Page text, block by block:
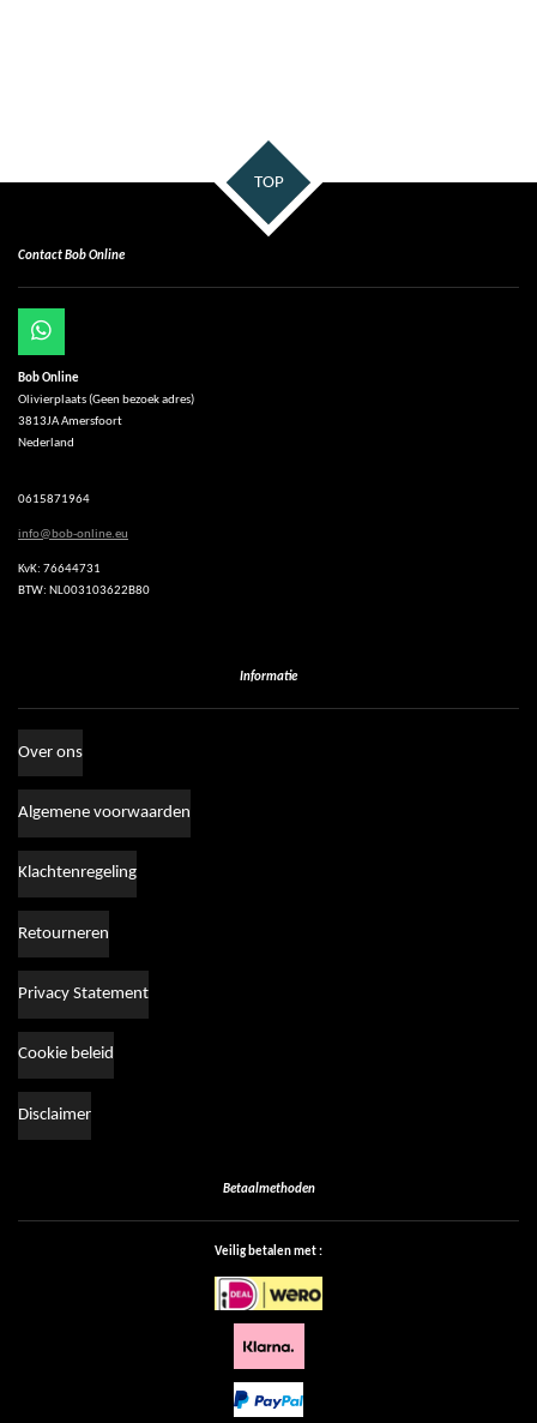
TOP
Contact Bob Online
W
h
a
t
s
A
p
Bob Online
Olivierplaats (Geen bezoek adres)
3813JA Amersfoort
Nederland
0615871964
info@bob-online.eu
KvK: 76644731
BTW: NL003103622B80
Informatie
Over ons
Algemene voorwaarden
Klachtenregeling
Retourneren
Privacy Statement
Cookie beleid
Disclaimer
Betaalmethoden
Veilig betalen met :